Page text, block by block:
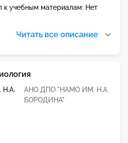
к учебным материалам: Нет
Читать все описание
АНО ДПО "НАМО ИМ. Н.А.
БОРОДИНА"